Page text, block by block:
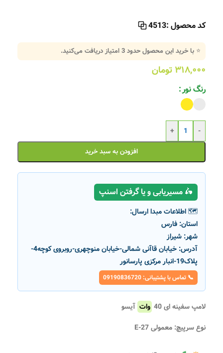
کد محصول :4513
⭐ با خرید این محصول حدود3امتیاز دریافت می‌کنید.
۳۱۸,۰۰۰ تومان
رنگ نور
-
+
افزودن به سبد خرید
🛵 مسیریابی و یا گرفتن اسنپ
🗺️ اطلاعات مبدا ارسال:
استان: فارس
شهر: شیراز
آدرس:
خیابان قاآنی شمالی-خیابان منوچهری-روبروی کوچه4-
پلاک19-انبار مرکزی پارسانور
📞 تماس با پشتیبانی: 09190836720
لامپ سفینه ای 40 وات آیسو
نوع سرپیچ: معمولی E-27